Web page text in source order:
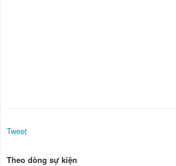
Tweet
Theo dòng sự kiện